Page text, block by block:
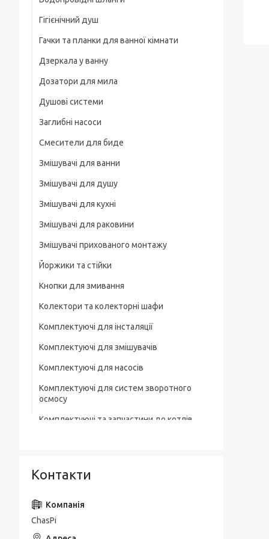
Для смартфонів
На груди / плече / пояс
Штативні головки
Магнітні тримачі
Для велосипеда, мотоцикла
Гігієнічний душ
Гачки та планки для ванної кімнати
Дзеркала у ванну
Дозатори для мила
Душові системи
Заглибні насоси
Смесители для биде
Змішувачі для ванни
Змішувачі для душу
Змішувачі для кухні
Змішувачі для раковини
Змішувачі прихованого монтажу
Йоржики та стійки
Кнопки для змивання
Колектори та колекторні шафи
Комплектуючі для інсталяції
Комплектуючі для змішувачів
Комплектуючі для насосів
Комплектуючі для систем зворотного
осмосу
Комплектуючі та запчастини до котлів
Лотки для зливної каналізації
Мильниці
Монтажні елементи
Контакти
ChasPi